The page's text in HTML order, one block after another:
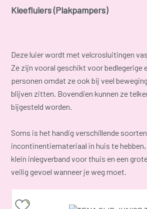
Kleefluiers (Plakpampers)
Deze luier wordt met velcrosluitingen
Ze zijn vooral geschikt voor bedlegerige
personen omdat ze ook bij veel
blijven zitten. Bovendien kunnen ze
bijgesteld worden.
Soms is het handig verschillende soorten
incontinentiemateriaal in huis te
klein inlegverband voor thuis en een
veilig gevoel wanneer je weg moet.